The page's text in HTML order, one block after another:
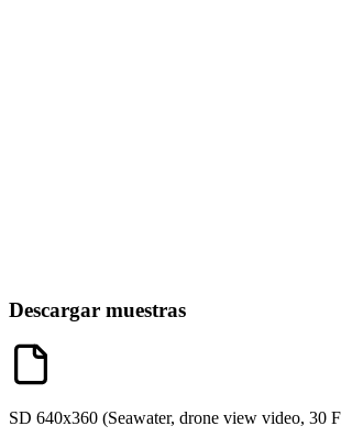
Descargar muestras
SD 640x360 (Seawater, drone view video, 30